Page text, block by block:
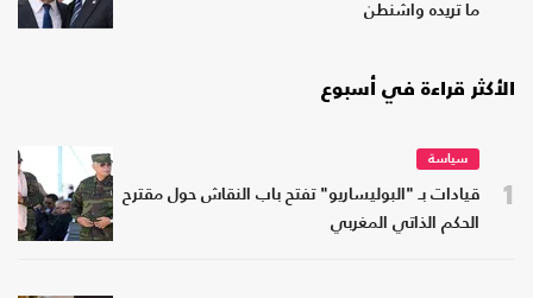
ما تريده واشنطن
الأكثر قراءة في أسبوع
1
سياسة
قيادات بـ "البوليساريو" تفتح باب النقاش حول مقترح
الحكم الذاتي المغربي